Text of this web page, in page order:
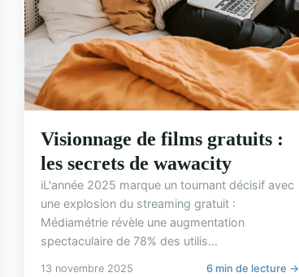
Visionnage de films gratuits :
les secrets de wawacity
iL'année 2025 marque un tournant décisif avec
une explosion du streaming gratuit :
Médiamétrie révèle une augmentation
spectaculaire de 78% des utilis...
13 novembre 2025 6 min de lecture →